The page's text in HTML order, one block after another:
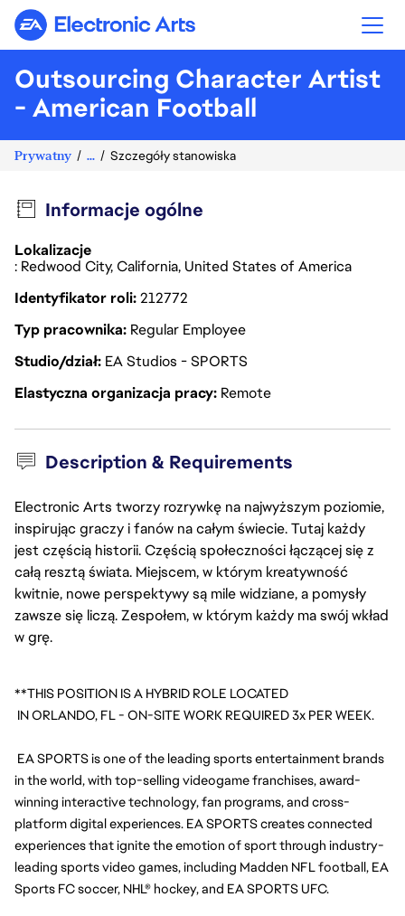
Electronic Arts
Outsourcing Character Artist
- American Football
Prywatny ... Szczegóły stanowiska
Informacje ogólne
Lokalizacje
: Redwood City, California, United States of America
Identyfikator roli212772
Typ pracownika Regular Employee
Studio/dział EA Studios - SPORTS
Elastyczna organizacja pracy Remote
Description & Requirements
Electronic Arts tworzy rozrywkę na najwyższym poziomie,
inspirując graczy i fanów na całym świecie. Tutaj każdy
jest częścią historii. Częścią społeczności łączącej się z
całą resztą świata. Miejscem, w którym kreatywność
kwitnie, nowe perspektywy są mile widziane, a pomysły
zawsze się liczą. Zespołem, w którym każdy ma swój wkład
w grę.
**THIS POSITION IS A HYBRID ROLE LOCATED
IN ORLANDO, FL - ON-SITE WORK REQUIRED 3x PER WEEK.
EA SPORTS is one of the leading sports entertainment brands
in the world, with top-selling videogame franchises, award-
winning interactive technology, fan programs, and cross-
platform digital experiences. EA SPORTS creates connected
experiences that ignite the emotion of sport through industry-
leading sports video games, including Madden NFL football, EA
Sports FC soccer, NHL® hockey, and EA SPORTS UFC.